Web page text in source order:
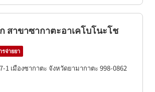
สาขาซากาตะอาเคโบโนะโช
จ่ายยา
1 เมืองซากาตะ จังหวัดยามากาตะ 998-0862